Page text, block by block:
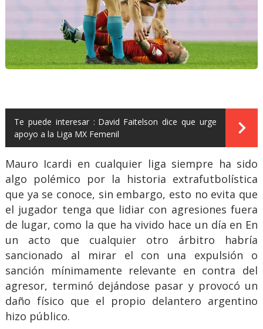
Te puede interesar : David Faitelson dice que urge
apoyo a la Liga MX Femenil
Mauro Icardi en cualquier liga siempre ha sido
algo polémico por la historia extrafutbolística
que ya se conoce, sin embargo, esto no evita que
el jugador tenga que lidiar con agresiones fuera
de lugar, como la que ha vivido hace un día en En
un acto que cualquier otro árbitro habría
sancionado al mirar el con una expulsión o
sanción mínimamente relevante en contra del
agresor, terminó dejándose pasar y provocó un
daño físico que el propio delantero argentino
hizo público.